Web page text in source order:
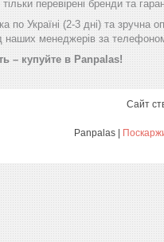
перевірені бренди та
по Україні (2-3 дні) та
наших менеджерів за
– купуйте в Panpalas!
Сайт